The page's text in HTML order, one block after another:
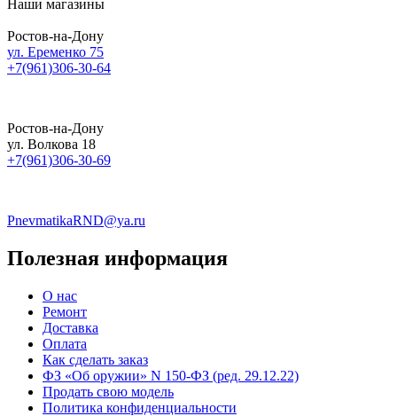
Наши магазины
Ростов-на-Дону
ул. Еременко 75
+7(961)306-30-64
Ростов-на-Дону
ул. Волкова 18
+7(961)306-30-69
PnevmatikaRND@ya.ru
Полезная информация
О нас
Ремонт
Доставка
Оплата
Как сделать заказ
ФЗ «Об оружии» N 150-ФЗ (ред. 29.12.22)
Продать свою модель
Политика конфиденциальности